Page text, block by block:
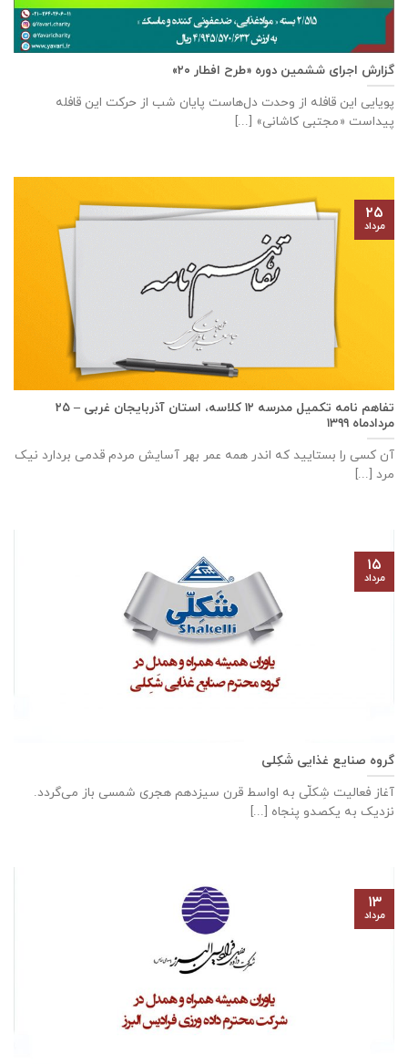
گزارش اجرای ششمین دوره «طرح افطار ۲۰»
پویایی این قافله از وحدت دل‌هاست پایان شب از حرکت این قافله
پیداست «مجتبی کاشانی» [...]
تفاهم نامه تكميل مدرسه ۱۲ كلاسه، استان آذربايجان غربی – ۲۵
مردادماه ۱۳۹۹
آن کسی را بستایید که اندر همه عمر بهر آسایش مردم قدمی بردارد نیک
مرد [...]
۲۵
مرداد
گروه صنایع غذایی شَکِلی
آغاز فعالیت شِکلّی به اواسط قرن سیزدهم هجری شمسی باز می‌گردد.
نزدیک به یکصدو پنجاه [...]
۱۵
مرداد
۱۳
مرداد